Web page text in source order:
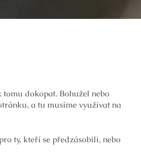
dokopat. Bohužel nebo
a tu musíme využívat na
ty, kteří se předzásobili, nebo